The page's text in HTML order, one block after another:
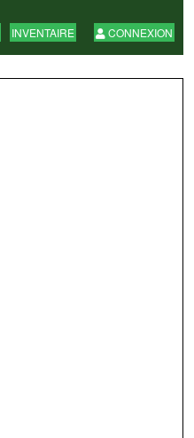
INVENTAIRE CONNEXION